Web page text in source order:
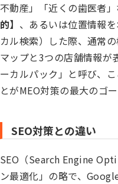
不動産」「近くの歯医者」
的】 、あるいは位置情報
カル検索）した際、通常
マップと3つの店舗情報が
ーカルパック」と呼び、
とがMEO対策の最大のゴー
SEO対策との違い
SEO（Search Engine
ン最適化」の略で、